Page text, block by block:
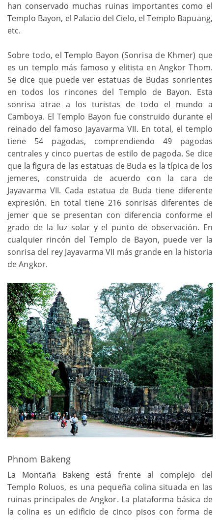
han conservado muchas ruinas importantes como el
Templo Bayon, el Palacio del Cielo, el Templo Bapuang,
etc.
Sobre todo, el Templo Bayon (Sonrisa de Khmer) que
es un templo más famoso y elitista en Angkor Thom.
Se dice que puede ver estatuas de Budas sonrientes
en todos los rincones del Templo de Bayon. Esta
sonrisa atrae a los turistas de todo el mundo a
Camboya. El Templo Bayon fue construido durante el
reinado del famoso Jayavarma VII. En total, el templo
tiene 54 pagodas, comprendiendo 49 pagodas
centrales y cinco puertas de estilo de pagoda. Se dice
que la figura de las estatuas de Buda es la típica de los
jemeres, construida de acuerdo con la cara de
Jayavarma VII. Cada estatua de Buda tiene diferente
expresión. En total tiene 216 sonrisas diferentes de
jemer que se presentan con diferencia conforme el
grado de la luz solar y el punto de observación. En
cualquier rincón del Templo de Bayon, puede ver la
sonrisa del rey Jayavarma VII más grande en la historia
de Angkor.
Phnom Bakeng
La Montaña Bakeng está frente al complejo del
Templo Roluos, es una pequeña colina situada en las
ruinas principales de Angkor. La plataforma básica de
la colina es un edificio de cinco pisos con forma de